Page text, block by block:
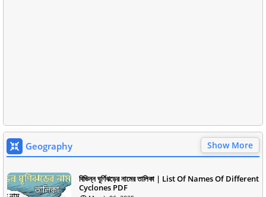
Geography Show More
বিভিন্ন ঘূর্ণিঝড়ের নামের তালিকা | List Of Names Of Different
Cyclones PDF